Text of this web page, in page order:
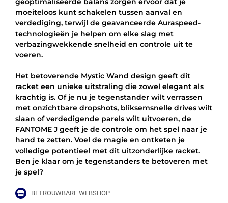
moeiteloos kunt schakelen tussen aanval en
verdediging, terwijl de geavanceerde Auraspeed-
technologieën je helpen om elke slag met
verbazingwekkende snelheid en controle uit te
voeren.
Het betoverende Mystic Wand design geeft dit
racket een unieke uitstraling die zowel elegant als
krachtig is. Of je nu je tegenstander wilt verrassen
met onzichtbare dropshots, bliksemsnelle drives wilt
slaan of verdedigende parels wilt uitvoeren, de
FANTOME J geeft je de controle om het spel naar je
hand te zetten. Voel de magie en ontketen je
volledige potentieel met dit uitzonderlijke racket.
Ben je klaar om je tegenstanders te betoveren met
je spel?
BETROUWBARE WEBSHOP